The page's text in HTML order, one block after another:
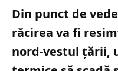
Din punct de
răcirea va fi
nord-vestul țării,